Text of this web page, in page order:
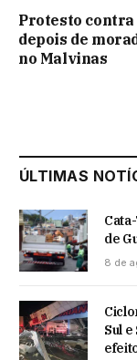
Protesto
depois de
no Malvinas
ÚLTIMAS
de
8 de
Sul